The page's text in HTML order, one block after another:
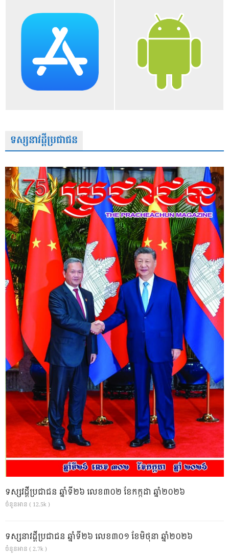
ទស្សនាវដ្តីប្រជាជន
ទស្សវដ្តីប្រជាជន ឆ្នាំទី២៦ លេខ៣០២ ខែកក្កដា ឆ្នាំ២០២៦
ចំនួនអាន ( 12.5k )
ទស្សនាវដ្ដីប្រជាជន ឆ្នាំទី២៦ លេខ៣០១ ខែមិថុនា ឆ្នាំ២០២៦
ចំនួនអាន ( 2.7k )